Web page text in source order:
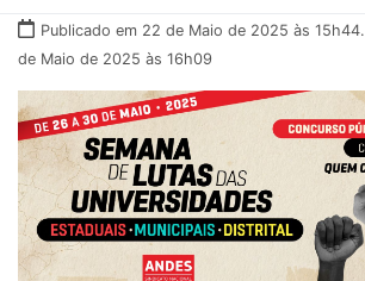
Publicado em 22 de Maio de 2025 às 15h44.
de Maio de 2025 às 16h09